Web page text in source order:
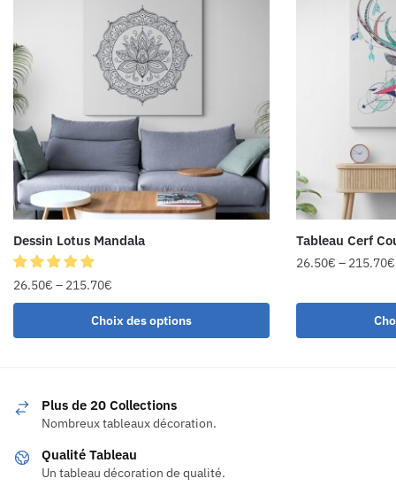
Dessin Lotus Mandala
26.50€ – 215.70€
Choix des options
Tableau Cerf
26.50€ – 215.70€
Plus de 20 Collections
Nombreux tableaux décoration.
Qualité Tableau
Un tableau décoration de qualité.